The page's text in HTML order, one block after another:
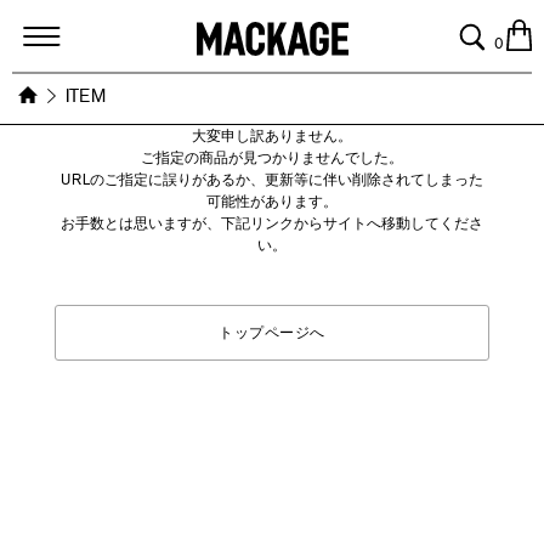
MACKAGE
0
ITEM
大変申し訳ありません。
ご指定の商品が見つかりませんでした。
URLのご指定に誤りがあるか、更新等に伴い削除されてしまった
可能性があります。
お手数とは思いますが、下記リンクからサイトへ移動してくださ
い。
トップページへ